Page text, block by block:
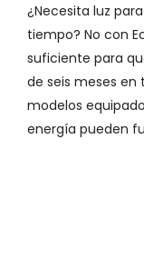
¿Necesita luz
tiempo? No con
suficiente para
de seis meses en
modelos
energía pueden